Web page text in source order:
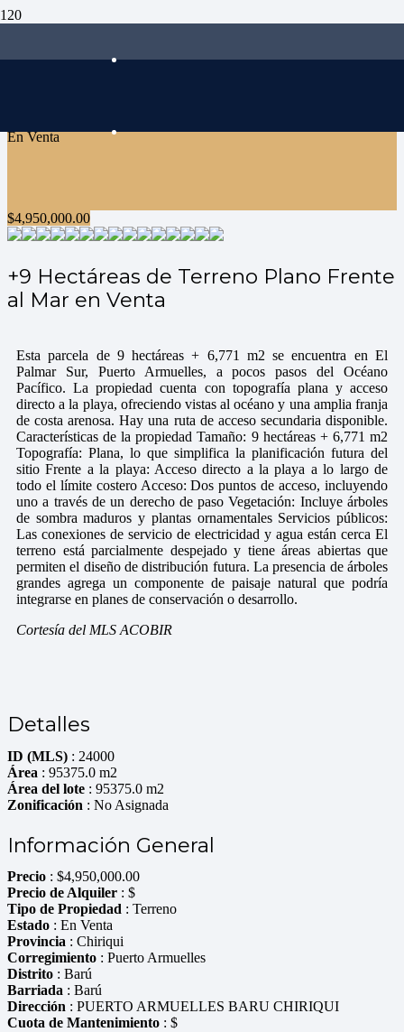
En Venta
$4,950,000.00
+9 Hectáreas de Terreno Plano Frente
al Mar en Venta
Esta parcela de 9 hectáreas + 6,771 m2 se encuentra en El
Palmar Sur, Puerto Armuelles, a pocos pasos del Océano
Pacífico. La propiedad cuenta con topografía plana y acceso
directo a la playa, ofreciendo vistas al océano y una amplia franja
de costa arenosa. Hay una ruta de acceso secundaria disponible.
Características de la propiedad Tamaño: 9 hectáreas + 6,771 m2
Topografía: Plana, lo que simplifica la planificación futura del
sitio Frente a la playa: Acceso directo a la playa a lo largo de
todo el límite costero Acceso: Dos puntos de acceso, incluyendo
uno a través de un derecho de paso Vegetación: Incluye árboles
de sombra maduros y plantas ornamentales Servicios públicos:
Las conexiones de servicio de electricidad y agua están cerca El
terreno está parcialmente despejado y tiene áreas abiertas que
permiten el diseño de distribución futura. La presencia de árboles
grandes agrega un componente de paisaje natural que podría
integrarse en planes de conservación o desarrollo.
Cortesía del MLS ACOBIR
Detalles
ID (MLS) : 24000
Área : 95375.0 m2
Área del lote : 95375.0 m2
Zonificación : No Asignada
Información General
Precio : $4,950,000.00
Precio de Alquiler : $
Tipo de Propiedad : Terreno
Estado : En Venta
Provincia : Chiriqui
Corregimiento : Puerto Armuelles
Distrito : Barú
Barriada : Barú
Dirección : PUERTO ARMUELLES BARU CHIRIQUI
Cuota de Mantenimiento : $